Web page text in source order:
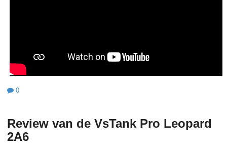
0
Review van de VsTank Pro Leopard
2A6